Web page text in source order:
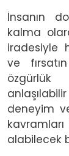
İnsanın
kalma
iradesiyle
ve
özgürlük
deneyim
alabilecek